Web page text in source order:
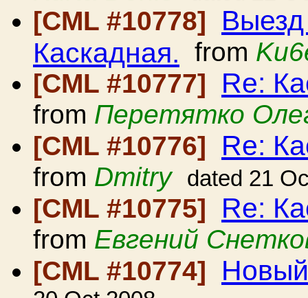
[CML #10778]
Каскадная. from
[CML #10777]
Re:
from Перетятко
[CML #10776]
Re:
from Dmitry dated 21
[CML #10775] Re:
from Евгений
[CML #10774]